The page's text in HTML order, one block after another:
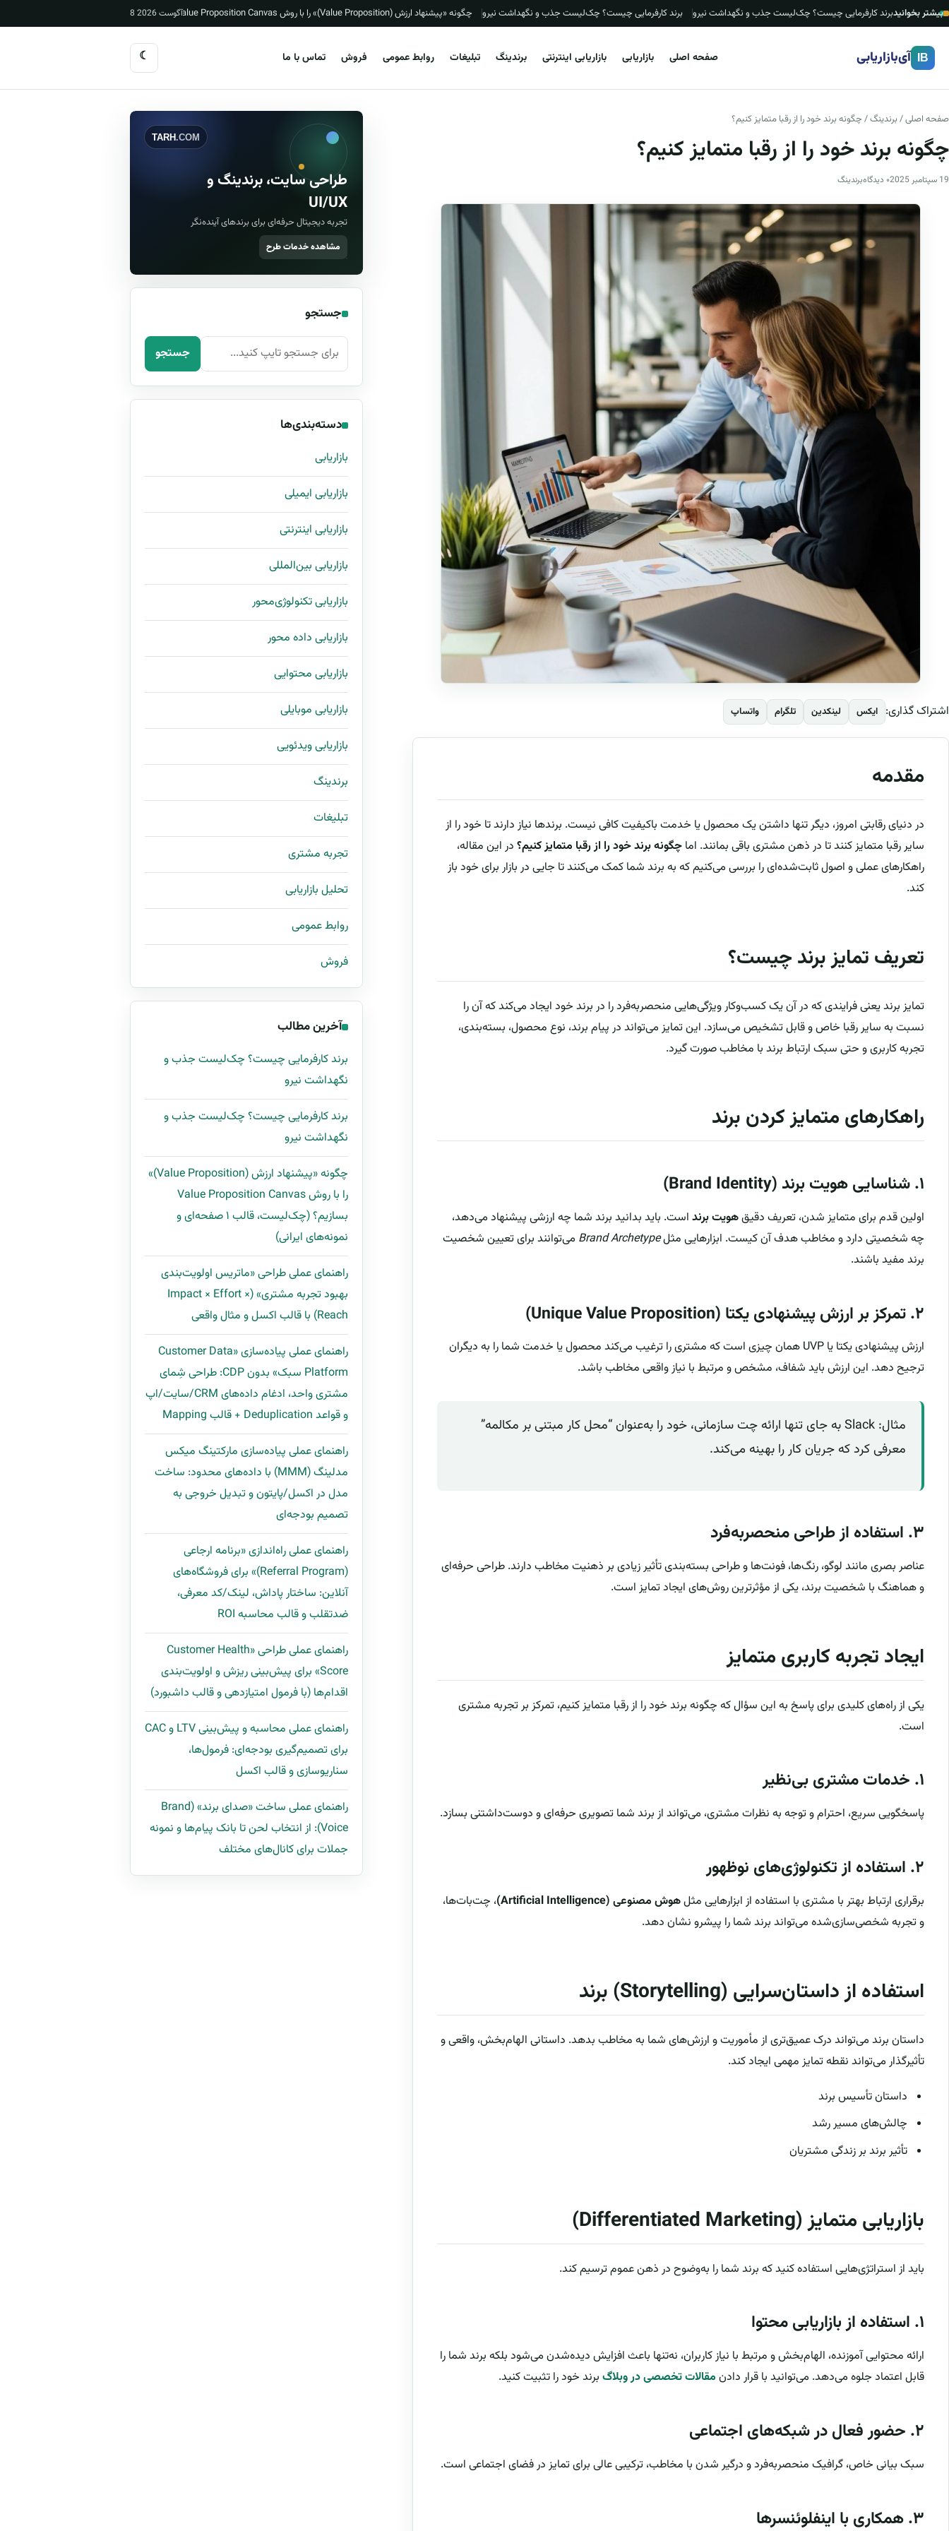
بیشتر بخوانیدبرند کارفرمایی چیست؟ چک‌لیست جذب و نگهداشت نیرو برند کارفرمایی چیست؟ چک‌لیست جذب و نگهداشت نیرو چگونه «پیشنهاد ارزش (Value Proposition)» را با روش Value Proposition Canvas بسازیم؟ (چک‌لیست، قالب ۱ صفحه‌ای و نمونه‌های ایرانی) 8 آگوست 2026
IB آی‌بازاریابی صفحه اصلی بازاریابی بازاریابی اینترنتی برندینگ تبلیغات روابط عمومی فروش تماس با ما ☾
صفحه اصلی/برندینگ/ چگونه برند خود را از رقبا متمایز کنیم؟
چگونه برند خود را از رقبا متمایز کنیم؟
19 سپتامبر 2025 ۰ دیدگاه برندینگ
اشتراک گذاری: ایکس لینکدین تلگرام واتساپ
مقدمه
در دنیای رقابتی امروز، دیگر تنها داشتن یک محصول یا خدمت باکیفیت کافی نیست. برندها نیاز دارند تا خود را از
سایر رقبا متمایز کنند تا در ذهن مشتری باقی بمانند. اما چگونه برند خود را از رقبا متمایز کنیم؟ در این مقاله،
راهکارهای عملی و اصول ثابت‌شده‌ای را بررسی می‌کنیم که به برند شما کمک می‌کنند تا جایی در بازار برای خود باز
کند.
تعریف تمایز برند چیست؟
تمایز برند یعنی فرایندی که در آن یک کسب‌وکار ویژگی‌هایی منحصربه‌فرد را در برند خود ایجاد می‌کند که آن را
نسبت به سایر رقبا خاص و قابل تشخیص می‌سازد. این تمایز می‌تواند در پیام برند، نوع محصول، بسته‌بندی،
تجربه کاربری و حتی سبک ارتباط برند با مخاطب صورت گیرد.
راهکارهای متمایز کردن برند
۱. شناسایی هویت برند (Brand Identity)
اولین قدم برای متمایز شدن، تعریف دقیقهویت برند است. باید بدانید برند شما چه ارزشی پیشنهاد می‌دهد،
چه شخصیتی دارد و مخاطب هدف آن کیست. ابزارهایی مثلBrand Archetype می‌توانند برای تعیین شخصیت
برند مفید باشند.
۲. تمرکز بر ارزش پیشنهادی یکتا (Unique Value Proposition)
ارزش پیشنهادی یکتا یا UVP همان چیزی است که مشتری را ترغیب می‌کند محصول یا خدمت شما را به دیگران
ترجیح دهد. این ارزش باید شفاف، مشخص و مرتبط با نیاز واقعی مخاطب باشد.
مثال: Slack به جای تنها ارائه چت سازمانی، خود را به‌عنوان “محل کار مبتنی بر مکالمه”
معرفی کرد که جریان کار را بهینه می‌کند.
۳. استفاده از طراحی منحصربه‌فرد
عناصر بصری مانند لوگو، رنگ‌ها، فونت‌ها و طراحی بسته‌بندی تأثیر زیادی بر ذهنیت مخاطب دارند. طراحی حرفه‌ای
و هماهنگ با شخصیت برند، یکی از مؤثرترین روش‌های ایجاد تمایز است.
ایجاد تجربه کاربری متمایز
یکی از راه‌های کلیدی برای پاسخ به این سؤال که چگونه برند خود را از رقبا متمایز کنیم، تمرکز بر تجربه مشتری
است.
۱. خدمات مشتری بی‌نظیر
پاسخگویی سریع، احترام و توجه به نظرات مشتری، می‌تواند از برند شما تصویری حرفه‌ای و دوست‌داشتنی بسازد.
۲. استفاده از تکنولوژی‌های نوظهور
برقراری ارتباط بهتر با مشتری با استفاده از ابزارهایی مثلهوش مصنوعی (Artificial Intelligence)
، چت‌بات‌ها،
و تجربه شخصی‌سازی‌شده می‌تواند برند شما را پیشرو نشان دهد.
استفاده از داستان‌سرایی (Storytelling) برند
داستان برند می‌تواند درک عمیق‌تری از مأموریت و ارزش‌های شما به مخاطب بدهد. داستانی الهام‌بخش، واقعی و
تأثیرگذار می‌تواند نقطه تمایز مهمی ایجاد کند.
داستان تأسیس برند
چالش‌های مسیر رشد
تأثیر برند بر زندگی مشتریان
بازاریابی متمایز (Differentiated Marketing)
باید از استراتژی‌هایی استفاده کنید که برند شما را به‌وضوح در ذهن عموم ترسیم کند.
۱. استفاده از بازاریابی محتوا
ارائه محتوایی آموزنده، الهام‌بخش و مرتبط با نیاز کاربران، نه‌تنها باعث افزایش دیده‌شدن می‌شود بلکه برند شما را
قابل اعتماد جلوه می‌دهد. می‌توانید با قرار دادن مقالات تخصصی در وبلاگ برند خود را تثبیت کنید.
۲. حضور فعال در شبکه‌های اجتماعی
سبک بیانی خاص، گرافیک منحصربه‌فرد و درگیر شدن با مخاطب، ترکیبی عالی برای تمایز در فضای اجتماعی است.
۳. همکاری با اینفلوئنسرها
TARH.COM
طراحی سایت، برندینگ و
UI/UX
تجربه دیجیتال حرفه‌ای برای برندهای آینده‌نگر
مشاهده خدمات طرح
جستجو
جستجو برای: جستجو
دسته‌بندی‌ها
بازاریابی
بازاریابی ایمیلی
بازاریابی اینترنتی
بازاریابی بین‌المللی
بازاریابی تکنولوژی‌محور
بازاریابی داده محور
بازاریابی محتوایی
بازاریابی موبایلی
بازاریابی ویدئویی
برندینگ
تبلیغات
تجربه مشتری
تحلیل بازاریابی
روابط عمومی
فروش
آخرین مطالب
برند کارفرمایی چیست؟ چک‌لیست جذب و
نگهداشت نیرو
برند کارفرمایی چیست؟ چک‌لیست جذب و
نگهداشت نیرو
چگونه «پیشنهاد ارزش (Value Proposition)»
را با روش Value Proposition Canvas
بسازیم؟ (چک‌لیست، قالب ۱ صفحه‌ای و
نمونه‌های ایرانی)
راهنمای عملی طراحی «ماتریس اولویت‌بندی
بهبود تجربه مشتری» (Impact × Effort ×
Reach) با قالب اکسل و مثال واقعی
راهنمای عملی پیاده‌سازی «Customer Data
Platform سبک» بدون CDP: طراحی شِمای
مشتری واحد، ادغام داده‌های CRM/سایت/اپ
و قواعد Deduplication + قالب Mapping
راهنمای عملی پیاده‌سازی مارکتینگ میکس
مدلینگ (MMM) با داده‌های محدود: ساخت
مدل در اکسل/پایتون و تبدیل خروجی به
تصمیم بودجه‌ای
راهنمای عملی راه‌اندازی «برنامه ارجاعی
(Referral Program)» برای فروشگاه‌های
آنلاین: ساختار پاداش، لینک/کد معرفی،
ضدتقلب و قالب محاسبه ROI
راهنمای عملی طراحی «Customer Health
Score» برای پیش‌بینی ریزش و اولویت‌بندی
اقدام‌ها (با فرمول امتیازدهی و قالب داشبورد)
راهنمای عملی محاسبه و پیش‌بینی LTV و CAC
برای تصمیم‌گیری بودجه‌ای: فرمول‌ها،
سناریوسازی و قالب اکسل
راهنمای عملی ساخت «صدای برند» (Brand
Voice): از انتخاب لحن تا بانک پیام‌ها و نمونه
جملات برای کانال‌های مختلف